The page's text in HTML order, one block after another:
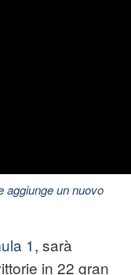
aggiunge un nuovo
1, sarà
in 22 gran